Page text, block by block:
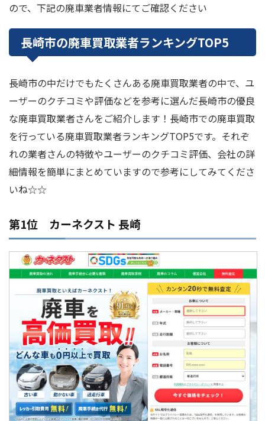
ので、下記の廃車業者情報にてご確認ください
長崎市の廃車買取業者ランキングTOP5
長崎市の中だけでもたくさんある廃車買取業者の中で、ユ
ーザーのクチコミや評価などを参考に選んだ長崎市の優良
な廃車買取業者さんをご紹介します！長崎市での廃車買取
を行っている廃車買取業者ランキングTOP5です。それぞ
れの業者さんの特徴やユーザーのクチコミ評価、会社の詳
細情報を簡単にまとめていますので参考にしてみてくださ
いね☆☆
第1位 カーネクスト 長崎